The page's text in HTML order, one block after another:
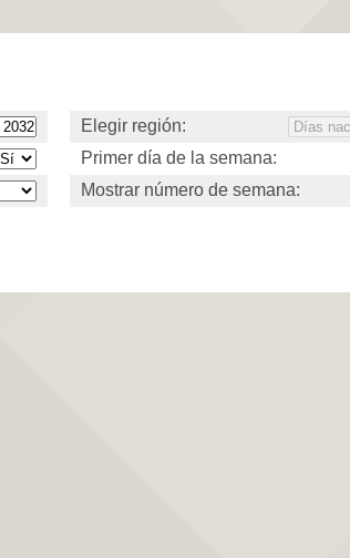
Elegir región:
Primer día de la semana:
Mostrar número de semana: